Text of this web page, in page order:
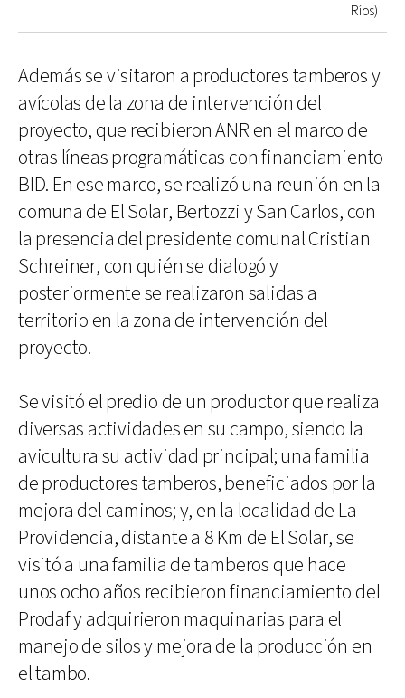
Ríos)
Además se visitaron a productores tamberos y
avícolas de la zona de intervención del
proyecto, que recibieron ANR en el marco de
otras líneas programáticas con financiamiento
BID. En ese marco, se realizó una reunión en la
comuna de El Solar, Bertozzi y San Carlos, con
la presencia del presidente comunal Cristian
Schreiner, con quién se dialogó y
posteriormente se realizaron salidas a
territorio en la zona de intervención del
proyecto.
Se visitó el predio de un productor que realiza
diversas actividades en su campo, siendo la
avicultura su actividad principal; una familia
de productores tamberos, beneficiados por la
mejora del caminos; y, en la localidad de La
Providencia, distante a 8 Km de El Solar, se
visitó a una familia de tamberos que hace
unos ocho años recibieron financiamiento del
Prodaf y adquirieron maquinarias para el
manejo de silos y mejora de la producción en
el tambo.